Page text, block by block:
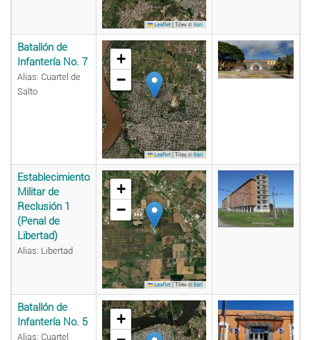
Leaflet |Tiles © Esri
Batallón de
Infantería No. 7
Alias: Cuartel de
Salto
+
−
Leaflet |Tiles © Esri
Establecimiento
Militar de
Reclusión 1
(Penal de
Libertad)
Alias: Libertad
+
−
Leaflet |Tiles © Esri
Batallón de
Infantería No. 5
Alias: Cuartel
+